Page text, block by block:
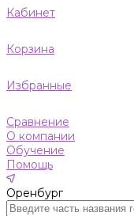
Кабинет
Корзина
Избранные
Сравнение
О компании
Обучение
Помощь
Оренбург